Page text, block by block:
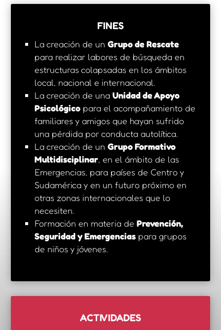
FINES
La creación de un Grupo de Rescate
para realizar labores de búsqueda en
estructuras colapsadas en los ámbitos
local, nacional e internacional.
La creación de una Unidad de Apoyo
Psicológicopara el acompañamiento de
familiares y amigos que hayan sufrido
una pérdida por conducta autolítica.
La creación de un Grupo Formativo
Multidisciplinar, en el ámbito de las
Emergencias, para países de Centro y
Sudamérica y en un futuro próximo en
otras zonas internacionales que lo
necesiten.
Formación en materia de Prevención,
Seguridad y Emergenciaspara grupos
de niños y jóvenes.
ACTIVIDADES